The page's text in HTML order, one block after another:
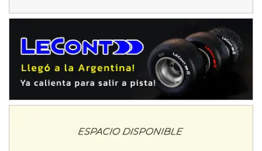
José Samuel Sánchez (Tierra)
Rufino (Santa Fe)
TUCUMANO - F5
Juan Navarro (Asfalto)